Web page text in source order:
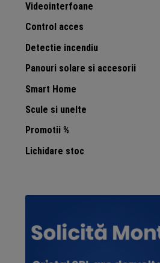
Videointerfoane
Control acces
Detectie incendiu
Panouri solare si accesorii
Smart Home
Scule si unelte
Promotii %
Lichidare stoc